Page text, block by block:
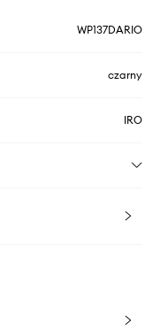
WP137DARIO
czarny
IRO